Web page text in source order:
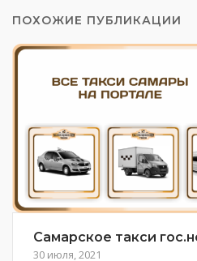
ПОХОЖИЕ ПУБЛИКАЦИИ
Самарское такси
30 июля, 2021